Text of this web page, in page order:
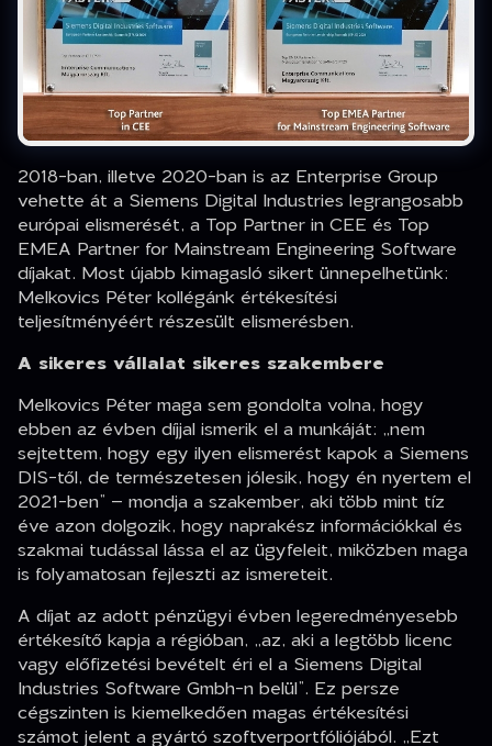
2018-ban, illetve 2020-ban is az Enterprise Group
vehette át a Siemens Digital Industries legrangosabb
európai elismerését, a Top Partner in CEE és Top
EMEA Partner for Mainstream Engineering Software
díjakat. Most újabb kimagasló sikert ünnepelhetünk:
Melkovics Péter kollégánk értékesítési
teljesítményéért részesült elismerésben.
A sikeres vállalat sikeres szakembere
Melkovics Péter maga sem gondolta volna, hogy
ebben az évben díjjal ismerik el a munkáját: „nem
sejtettem, hogy egy ilyen elismerést kapok a Siemens
DIS-től, de természetesen jólesik, hogy én nyertem el
2021-ben” – mondja a szakember, aki több mint tíz
éve azon dolgozik, hogy naprakész információkkal és
szakmai tudással lássa el az ügyfeleit, miközben maga
is folyamatosan fejleszti az ismereteit.
A díjat az adott pénzügyi évben legeredményesebb
értékesítő kapja a régióban, „az, aki a legtöbb licenc
vagy előfizetési bevételt éri el a Siemens Digital
Industries Software Gmbh-n belül”. Ez persze
cégszinten is kiemelkedően magas értékesítési
számot jelent a gyártó szoftverportfóliójából. „Ezt